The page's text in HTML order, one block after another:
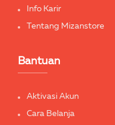
Info Karir
Tentang Mizanstore
Bantuan
Aktivasi Akun
Cara Belanja